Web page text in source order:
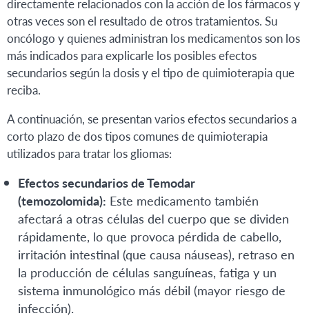
directamente relacionados con la acción de los fármacos y
otras veces son el resultado de otros tratamientos. Su
oncólogo y quienes administran los medicamentos son los
más indicados para explicarle los posibles efectos
secundarios según la dosis y el tipo de quimioterapia que
reciba.
A continuación, se presentan varios efectos secundarios a
corto plazo de dos tipos comunes de quimioterapia
utilizados para tratar los gliomas:
Efectos secundarios de Temodar
(temozolomida): Este medicamento también
afectará a otras células del cuerpo que se dividen
rápidamente, lo que provoca pérdida de cabello,
irritación intestinal (que causa náuseas), retraso en
la producción de células sanguíneas, fatiga y un
sistema inmunológico más débil (mayor riesgo de
infección).